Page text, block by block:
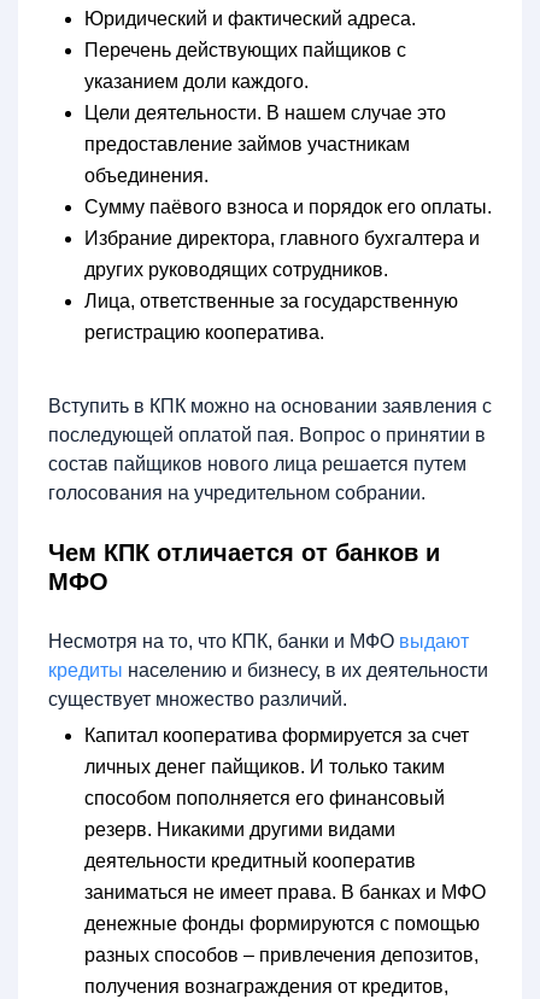
Юридический и фактический адреса.
Перечень действующих пайщиков с
указанием доли каждого.
Цели деятельности. В нашем случае это
предоставление займов участникам
объединения.
Сумму паёвого взноса и порядок его оплаты.
Избрание директора, главного бухгалтера и
других руководящих сотрудников.
Лица, ответственные за государственную
регистрацию кооператива.
Вступить в КПК можно на основании заявления с
последующей оплатой пая. Вопрос о принятии в
состав пайщиков нового лица решается путем
голосования на учредительном собрании.
Чем КПК отличается от банков и
МФО
Несмотря на то, что КПК, банки и МФО выдают
кредиты населению и бизнесу, в их деятельности
существует множество различий.
Капитал кооператива формируется за счет
личных денег пайщиков. И только таким
способом пополняется его финансовый
резерв. Никакими другими видами
деятельности кредитный кооператив
заниматься не имеет права. В банках и МФО
денежные фонды формируются с помощью
разных способов – привлечения депозитов,
получения вознаграждения от кредитов,